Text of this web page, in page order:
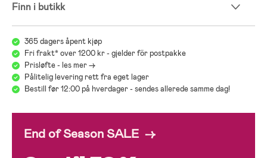
Finn i butikk
365 dagers åpent kjøp
Fri frakt* over 1200 kr - gjelder för postpakke
Prisløfte - les mer ->
Pålitelig levering rett fra eget lager
Bestill før 12:00 på hverdager - sendes allerede samme dag!
End of Season SALE →